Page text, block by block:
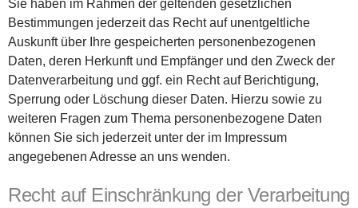
Sie haben im Rahmen der geltenden gesetzlichen
Bestimmungen jederzeit das Recht auf unentgeltliche
Auskunft über Ihre gespeicherten personenbezogenen
Daten, deren Herkunft und Empfänger und den Zweck der
Datenverarbeitung und ggf. ein Recht auf Berichtigung,
Sperrung oder Löschung dieser Daten. Hierzu sowie zu
weiteren Fragen zum Thema personenbezogene Daten
können Sie sich jederzeit unter der im Impressum
angegebenen Adresse an uns wenden.
Recht auf Einschränkung der Verarbeitung